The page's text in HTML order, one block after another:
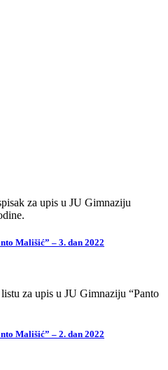
za upis u JU Gimnaziju
Mališić” – 3. dan 2022
za upis u JU Gimnaziju “Panto
Mališić” – 2. dan 2022